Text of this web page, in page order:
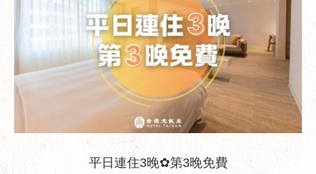
平日連住3晚✿第3晚免費